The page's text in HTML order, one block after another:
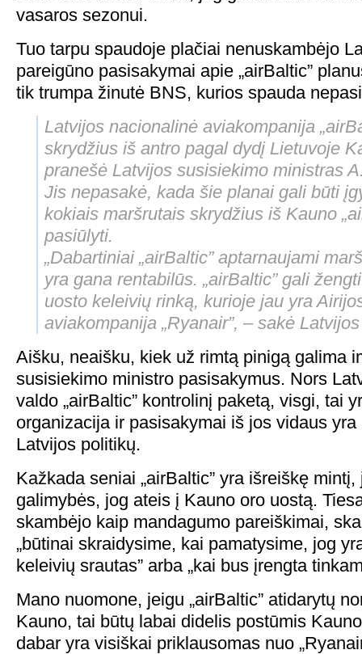
vasaros sezonui.
Tuo tarpu spaudoje plačiai nenuskambėjo
pareigūno pasisakymai apie „airBaltic”
tik trumpa žinutė BNS, kurios spauda
Latvijos nacionalinė aviakompanija
skrydžius iš antro pagal dydį Lietuvoje
pranešė Latvijos susisiekimo ministras
Jis nepasakė, kada šie planai gali būti
kokiais maršrutais skrydžius iš Kauno
pasiūlyti.
„Dabartiniai „airBaltic” aptarnaujami
yra gana rentabilūs. „airBaltic” gali
uosto keleivių rinką, kurioje jau yra
aviakompanija „Ryanair”, – sakė
Aišku, neaišku, kiek už rimtą pinigą galima
susisiekimo ministro pasisakymus. Nors
valdo „airBaltic” kontrolinį paketą, visgi, tai
organizacija ir pasisakymai iš jos vidaus
Latvijos politikų.
Kažkada seniai „airBaltic” yra išreiškę
galimybės, jog ateis į Kauno oro uostą.
skambėjo kaip mandagumo pareiškimai,
„būtinai skraidysime, kai pamatysime, jog
keleivių srautas” arba „kai bus įrengta
Mano nuomone, jeigu „airBaltic” atidarytų
Kauno, tai būtų labai didelis postūmis
dabar yra visiškai priklausomas nuo